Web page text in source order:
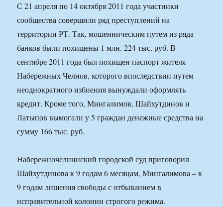
С 21 апреля по 14 октября 2011 года участники
сообщества совершили ряд преступлений на
территории РТ. Так, мошенническим путем из ряда
банков были похищены 1 млн. 224 тыс. руб. В
сентябре 2011 года был похищен паспорт жителя
Набережных Челнов, которого впоследствии путем
неоднократного избиения вынуждали оформлять
кредит. Кроме того, Мингалимов, Шайхутдинов и
Латыпов вымогали у 5 граждан денежные средства на
сумму 166 тыс. руб.
Набережночелнинский городской суд приговорил
Шайхутдинова к 9 годам 6 месяцам, Мингалимова – к
9 годам лишения свободы с отбыванием в
исправительной колонии строгого режима.